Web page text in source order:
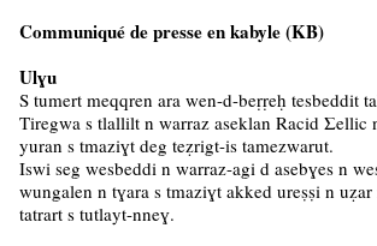
Communiqué de presse en kabyle (KB)
Ulɣu
S tumert meqqren ara wen-d-beṛṛeḥ tesbeddit
Tiregwa s tlallilt n warraz aseklan Racid Σellic
yuran s tmaziɣt deg teẓrigt-is tamezwarut.
Iswi seg wesbeddi n warraz-agi d asebɣes n
wungalen n tɣara s tmaziɣt akked ureṣṣi n
tatrart s tutlayt-nneɣ.